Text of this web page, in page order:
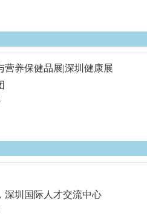
营养保健品展|深圳健康展
深圳国际人才交流中心